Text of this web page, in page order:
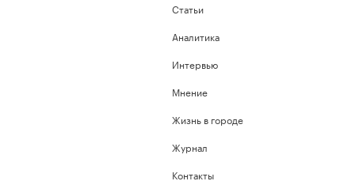
Статьи
Аналитика
Интервью
Мнение
Жизнь в городе
Журнал
Контакты